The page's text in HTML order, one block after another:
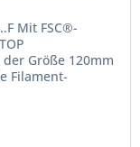
Mit FSC®-
Größe 120mm
Filament-